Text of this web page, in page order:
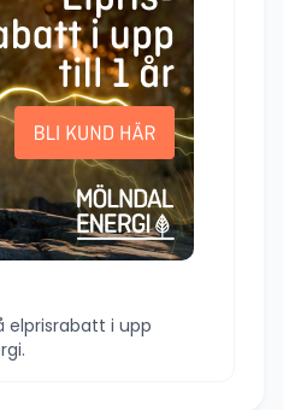
elprisrabatt i upp